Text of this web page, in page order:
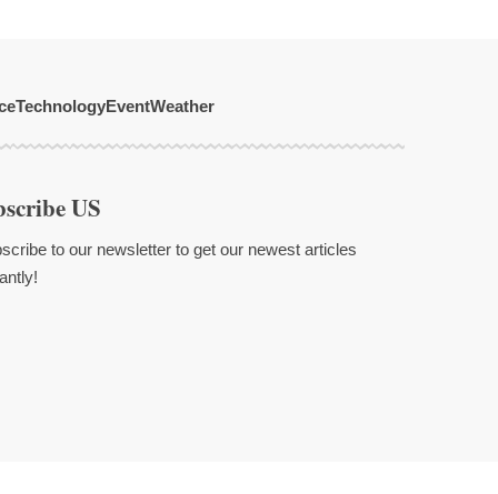
TechnologyEventWeather
US
to our newsletter to get our newest articles